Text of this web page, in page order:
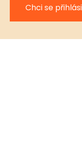
Chci se